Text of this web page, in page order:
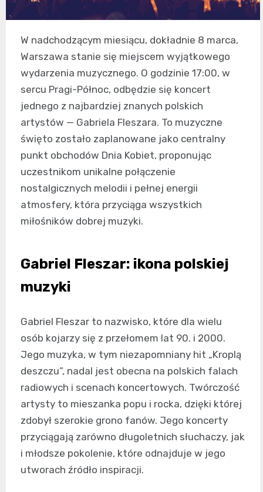
W nadchodzącym miesiącu, dokładnie 8 marca,
Warszawa stanie się miejscem wyjątkowego
wydarzenia muzycznego. O godzinie 17:00, w
sercu Pragi-Północ, odbędzie się koncert
jednego z najbardziej znanych polskich
artystów — Gabriela Fleszara. To muzyczne
święto zostało zaplanowane jako centralny
punkt obchodów Dnia Kobiet, proponując
uczestnikom unikalne połączenie
nostalgicznych melodii i pełnej energii
atmosfery, która przyciąga wszystkich
miłośników dobrej muzyki.
Gabriel Fleszar: ikona polskiej
muzyki
Gabriel Fleszar to nazwisko, które dla wielu
osób kojarzy się z przełomem lat 90. i 2000.
Jego muzyka, w tym niezapomniany hit „Kroplą
deszczu”, nadal jest obecna na polskich falach
radiowych i scenach koncertowych. Twórczość
artysty to mieszanka popu i rocka, dzięki której
zdobył szerokie grono fanów. Jego koncerty
przyciągają zarówno długoletnich słuchaczy, jak
i młodsze pokolenie, które odnajduje w jego
utworach źródło inspiracji.